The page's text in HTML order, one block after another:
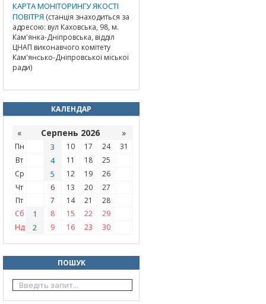
КАРТА МОНІТОРИНГУ ЯКОСТІ
ПОВІТРЯ (станція знаходиться за
адресою: вул Каховська, 98, м.
Кам'янка-Дніпровська, відділ
ЦНАП виконавчого комітету
Кам'янсько-Дніпровської міської
ради)
КАЛЕНДАР
« Серпень 2026 »
Пн 3 10 17 24
31
Вт
4 11 18
25
Ср
5 12 19
26
Чт
6 13 20
27
Пт
7 14 21
28
Сб
1 8 15 22
29
Нд
2 9 16 23 30
ПОШУК